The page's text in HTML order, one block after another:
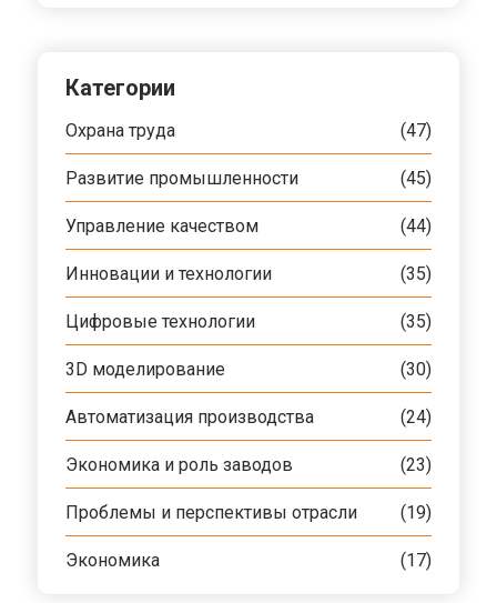
Категории
Охрана труда (47)
Развитие промышленности (45)
Управление качеством (44)
Инновации и технологии (35)
Цифровые технологии (35)
3D моделирование (30)
Автоматизация производства (24)
Экономика и роль заводов (23)
Проблемы и перспективы отрасли (19)
Экономика (17)